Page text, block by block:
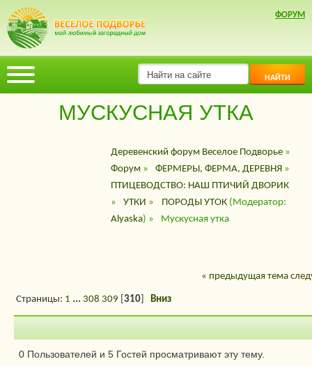
ФОРУМ
НАЙТИ
МУСКУСНАЯ УТКА
Деревенский форум Веселое Подворье»
Форум » ФЕРМЕРЫ, ФЕРМА, ДЕРЕВНЯ »
ПТИЦЕВОДСТВО: НАШ ПТИЧИЙ ДВОРИК
»
УТКИ » ПОРОДЫ УТОК(Модератор:
Alyaska) » Мускусная утка
« предыдущая тема
Страницы: 1 ... 308 309 [310 Вниз
Автор
Тема: Мускусная
0 Пользователей и 5 Гостей просматривают эту тему.